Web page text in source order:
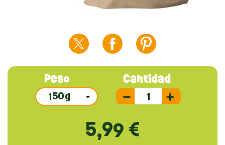
Cantidad
Peso
5,99 €